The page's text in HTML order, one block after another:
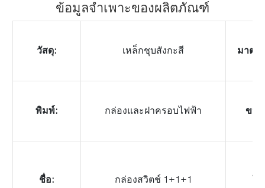
ข้อมูลจำเพาะของผลิตภัณฑ์
วัสดุ: เหล็กชุบสังกะสี มาตร
พิมพ์: กล่องและฝาครอบไฟฟ้า ขน
ชื่อ: กล่องสวิตช์ 1+1+1 ใช้